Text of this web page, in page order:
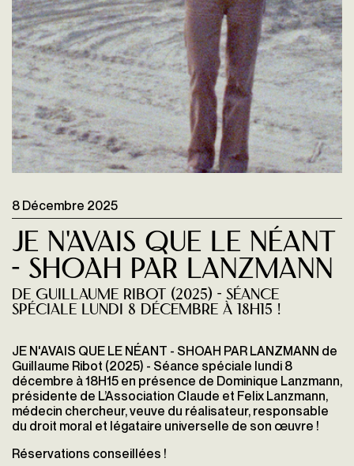
8 Décembre 2025
Je n'avais que le néant
- Shoah par Lanzmann
de Guillaume Ribot (2025) - Séance
spéciale lundi 8 décembre à 18H15 !
JE N'AVAIS QUE LE NÉANT - SHOAH PAR LANZMANN de
Guillaume Ribot (2025) - Séance spéciale lundi 8
décembre à 18H15 en présence de Dominique Lanzmann,
présidente de L’Association Claude et Felix Lanzmann,
médecin chercheur, veuve du réalisateur, responsable
du droit moral et légataire universelle de son œuvre !
Réservations conseillées !